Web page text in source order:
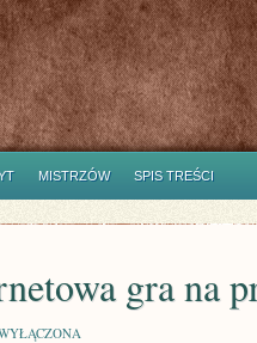
MISTRZÓW SPIS TREŚCI
gra na